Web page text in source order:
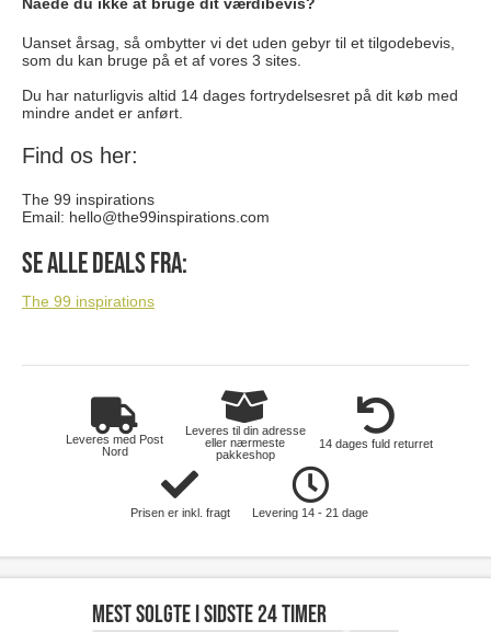
Nåede du ikke at bruge dit værdibevis?
Uanset årsag, så ombytter vi det uden gebyr til et tilgodebevis,
som du kan bruge på et af vores 3 sites.
Du har naturligvis altid 14 dages fortrydelsesret på dit køb med
mindre andet er anført.
Find os her:
The 99 inspirations
Email: hello@the99inspirations.com
Se alle deals fra:
The 99 inspirations
Leveres med Post
Nord
Leveres til din adresse
eller nærmeste
pakkeshop
14 dages fuld returret
Prisen er inkl. fragt Levering 14 - 21 dage
Mest solgte i sidste 24 timer